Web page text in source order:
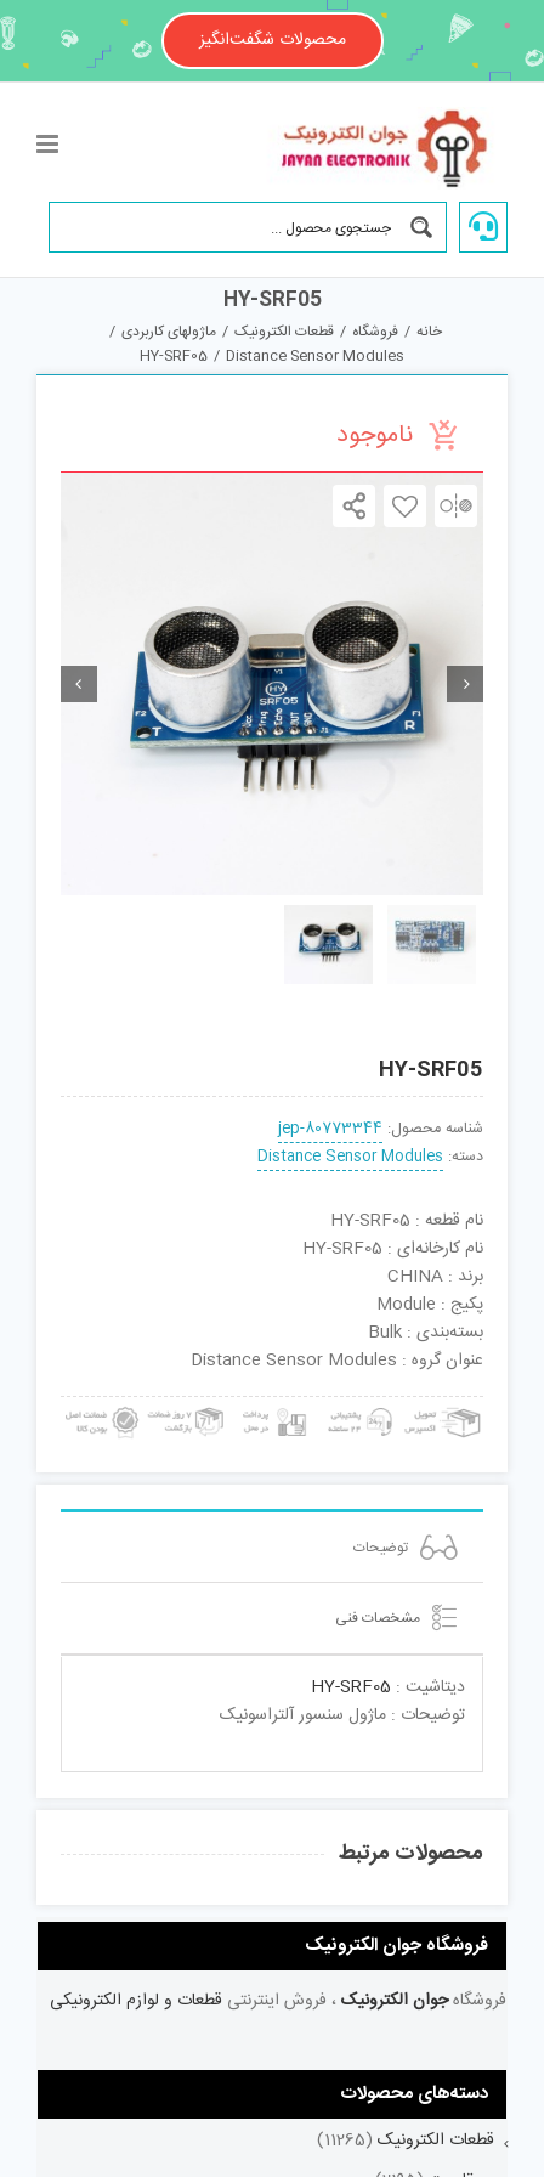
content
محصولات شگفت‌انگیز
HY-SRF05
خانه / فروشگاه / قطعات الکترونیک / ماژولهای کاربردی /
Distance Sensor Modules
/
HY-SRF05
ناموجود
 
HY-SRF05
شناسه محصول: jep-80773344
دسته: Distance Sensor Modules
نام قطعه : HY-SRF05
نام کارخانه‌ای : HY-SRF05
برند : CHINA
پکیج : Module
بسته‌بندی : Bulk
عنوان گروه : Distance Sensor Modules
توضیحات
مشخصات فنی
دیتاشیت : HY-SRF05
توضیحات : ماژول سنسور آلتراسونیک
محصولات مرتبط
فروشگاه جوان الکترونیک
فروشگاهجوان الکترونیک ، فروش اینترنتی قطعات و لوازم الکترونیکی
دسته‌های محصولات
قطعات الکترونیک (11265)